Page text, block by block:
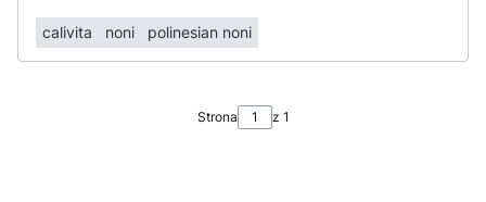
calivita noni polinesian noni
Strona z 1